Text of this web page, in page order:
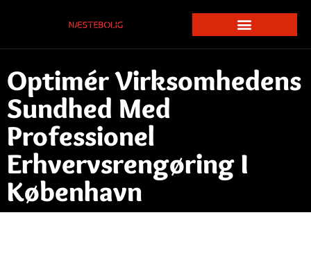
Optimér Virksomhedens
Sundhed Med
Professionel
Erhvervsrengøring I
København